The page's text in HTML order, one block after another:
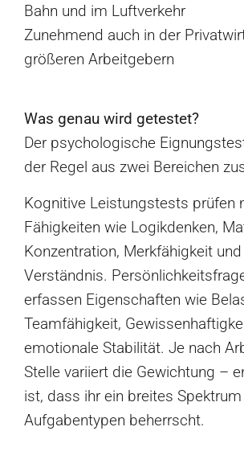
Bahn und im Luftverkehr
Zunehmend auch in der
größeren Arbeitgebern
Was genau wird getestet?
Der psychologische
der Regel aus zwei Bereichen
Kognitive Leistungstests prüfen
Fähigkeiten wie Logikdenken,
Konzentration, Merkfähigkeit
Verständnis.
erfassen Eigenschaften wie
Teamfähigkeit,
emotionale Stabilität. Je nach
Stelle variiert die Gewichtung –
ist, dass ihr ein breites Spektrum
Aufgabentypen beherrscht.